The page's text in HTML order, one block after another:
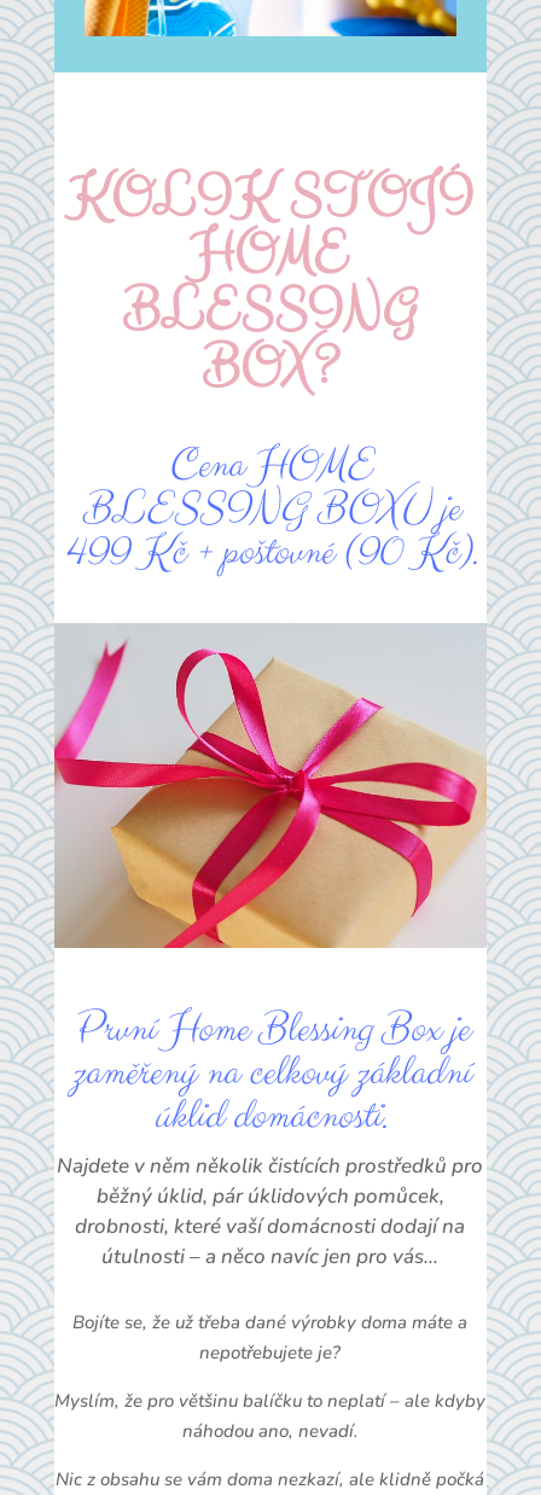
KOLIK STOJÍ
HOME
BLESSING
BOX?
Cena HOME
BLESSING BOXU je
499 Kč + poštovné (90 Kč).
První Home Blessing Box je
zaměřený na celkový základní
úklid domácnosti.
Najdete v něm několik čistících prostředků pro
běžný úklid, pár úklidových pomůcek,
drobnosti, které vaší domácnosti dodají na
útulnosti – a něco navíc jen pro vás…
Bojíte se, že už třeba dané výrobky doma máte a
nepotřebujete je?
Myslím, že pro většinu balíčku to neplatí – ale kdyby
náhodou ano, nevadí.
Nic z obsahu se vám doma nezkazí, ale klidně počká